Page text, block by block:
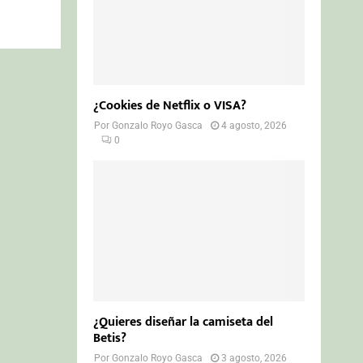
¿Cookies de Netflix o VISA?
PorGonzalo Royo Gasca
4 agosto, 2026
0
¿Quieres diseñar la camiseta del
Betis?
PorGonzalo Royo Gasca 3 agosto, 2026